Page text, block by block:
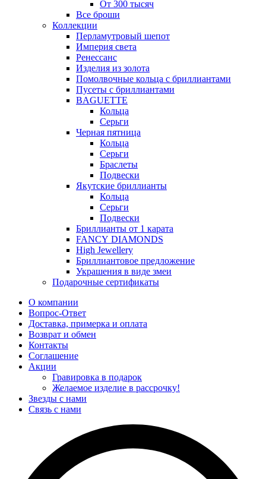
От 300 тысяч
Все броши
Коллекции
Перламутровый шепот
Империя света
Ренессанс
Изделия из золота
Помолвочные кольца с бриллиантами
Пусеты с бриллиантами
BAGUETTE
Кольца
Серьги
Черная пятница
Кольца
Серьги
Браслеты
Подвески
Якутские бриллианты
Кольца
Серьги
Подвески
Бриллианты от 1 карата
FANCY DIAMONDS
High Jewellery
Бриллиантовое предложение
Украшения в виде змеи
Подарочные сертификаты
О компании
Вопрос-Ответ
Доставка, примерка и оплата
Возврат и обмен
Контакты
Соглашение
Акции
Гравировка в подарок
Желаемое изделие в рассрочку!
Звезды с нами
Связь с нами